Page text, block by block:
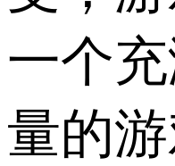
一个
量的游